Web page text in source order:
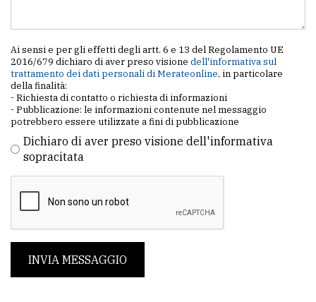
Ai sensi e per gli effetti degli artt. 6 e 13 del Regolamento UE
2016/679 dichiaro di aver preso visione dell'informativa sul
trattamento dei dati personali di Merateonline, in particolare
della finalità:
- Richiesta di contatto o richiesta di informazioni
- Pubblicazione: le informazioni contenute nel messaggio
potrebbero essere utilizzate a fini di pubblicazione
Dichiaro di aver preso visione dell'informativa
sopracitata
INVIA MESSAGGIO